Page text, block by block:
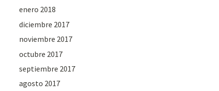
enero 2018
diciembre 2017
noviembre 2017
octubre 2017
septiembre 2017
agosto 2017